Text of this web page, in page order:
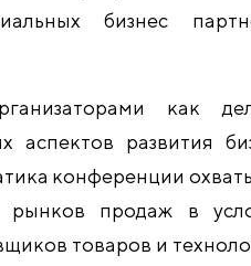
бизнес
как
аспектов развития
конференции
рынков продаж в
товаров и